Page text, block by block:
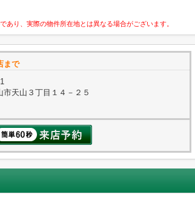
り、実際の物件所在地とは異なる場合がございます。
まで
市天山３丁目１４－２５